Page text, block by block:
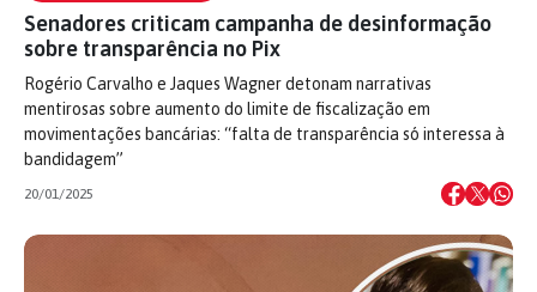
Senadores criticam campanha de desinformação
sobre transparência no Pix
Rogério Carvalho e Jaques Wagner detonam narrativas
mentirosas sobre aumento do limite de fiscalização em
movimentações bancárias: “falta de transparência só interessa à
bandidagem”
20/01/2025